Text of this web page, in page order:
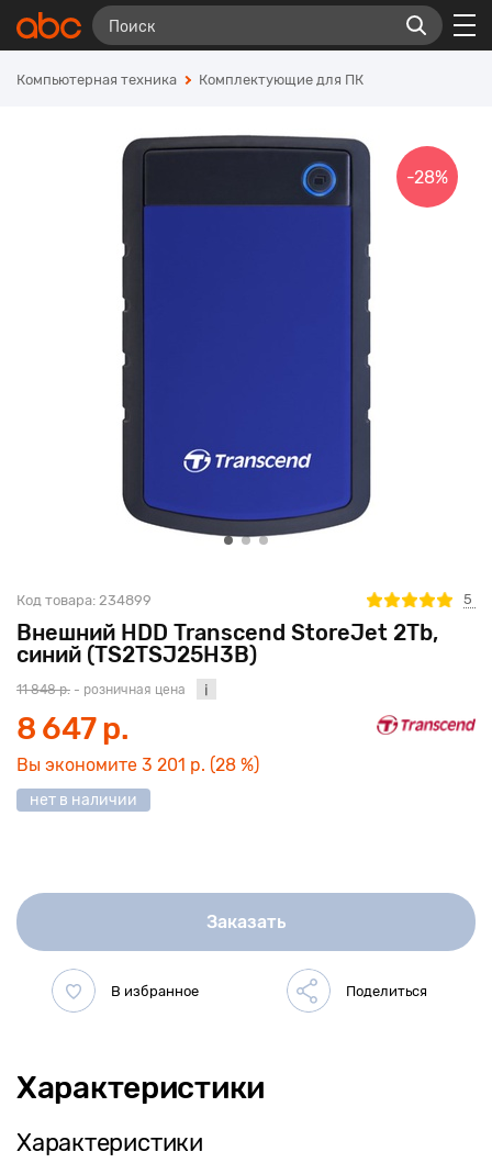
Компьютерная техника Комплектующие для ПК
Внешний HDD Transcend StoreJet 2Tb,
синий (TS2TSJ25H3B)
Код товара: 234899 5
-28%
11 848 р. - розничная цена
8 647 р.
Вы экономите 3 201 р. (28 %)
нет в наличии
Заказать
Характеристики
Характеристики